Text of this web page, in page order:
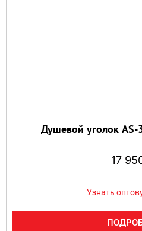
Душевой уголок
17
Узнать